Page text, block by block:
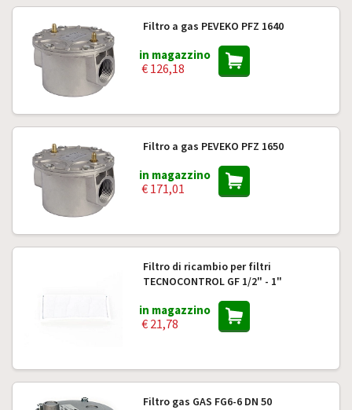
Filtro a gas PEVEKO PFZ 1640
in magazzino
€ 126,18
Filtro a gas PEVEKO PFZ 1650
in magazzino
€ 171,01
Filtro di ricambio per filtri
TECNOCONTROL GF 1/2" - 1"
in magazzino
€ 21,78
Filtro gas GAS FG6-6 DN 50